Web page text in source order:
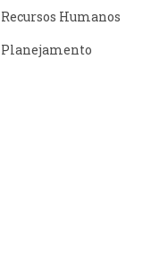
Recursos Humanos
Planejamento